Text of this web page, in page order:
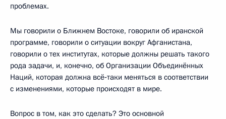
проблемах.
Мы говорили о Ближнем Востоке, говорили об иранской
программе, говорили о ситуации вокруг Афганистана,
говорили о тех институтах, которые должны решать такого
рода задачи, и, конечно, об Организации Объединённых
Наций, которая должна всё‑таки меняться в соответствии
с изменениями, которые происходят в мире.
Вопрос в том, как это сделать? Это основной